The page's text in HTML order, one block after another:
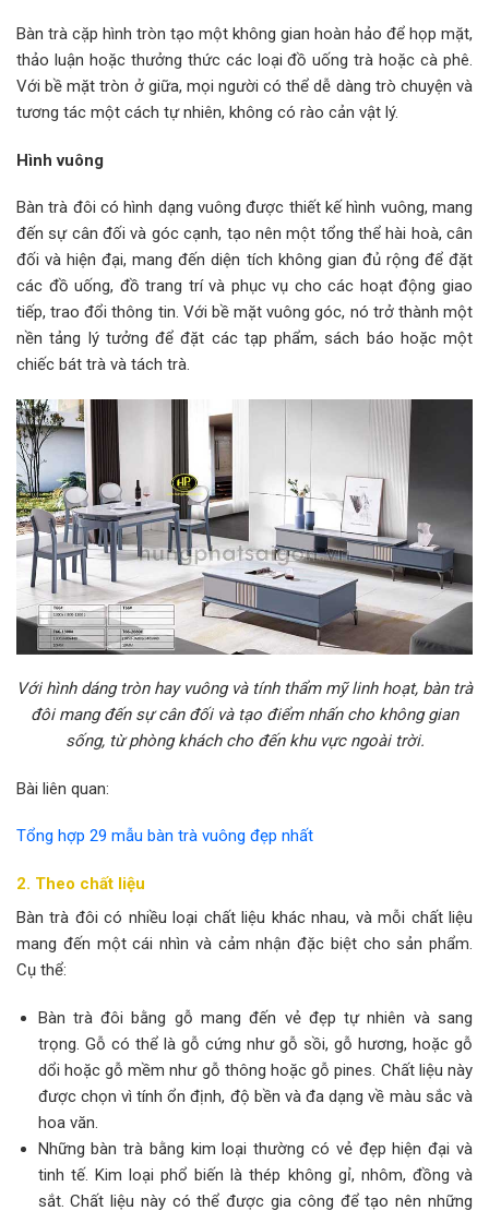
Bàn trà cặp hình tròn tạo một không gian hoàn hảo để họp mặt,
thảo luận hoặc thưởng thức các loại đồ uống trà hoặc cà phê.
Với bề mặt tròn ở giữa, mọi người có thể dễ dàng trò chuyện và
tương tác một cách tự nhiên, không có rào cản vật lý.
Hình vuông
Bàn trà đôi có hình dạng vuông được thiết kế hình vuông, mang
đến sự cân đối và góc cạnh, tạo nên một tổng thể hài hoà, cân
đối và hiện đại, mang đến diện tích không gian đủ rộng để đặt
các đồ uống, đồ trang trí và phục vụ cho các hoạt động giao
tiếp, trao đổi thông tin. Với bề mặt vuông góc, nó trở thành một
nền tảng lý tưởng để đặt các tạp phẩm, sách báo hoặc một
chiếc bát trà và tách trà.
Với hình dáng tròn hay vuông và tính thẩm mỹ linh hoạt, bàn trà
đôi mang đến sự cân đối và tạo điểm nhấn cho không gian
sống, từ phòng khách cho đến khu vực ngoài trời.
Bài liên quan:
Tổng hợp 29 mẫu bàn trà vuông đẹp nhất
2. Theo chất liệu
Bàn trà đôi có nhiều loại chất liệu khác nhau, và mỗi chất liệu
mang đến một cái nhìn và cảm nhận đặc biệt cho sản phẩm.
Cụ thể:
Bàn trà đôi bằng gỗ mang đến vẻ đẹp tự nhiên và sang
trọng. Gỗ có thể là gỗ cứng như gỗ sồi, gỗ hương, hoặc gỗ
dổi hoặc gỗ mềm như gỗ thông hoặc gỗ pines. Chất liệu này
được chọn vì tính ổn định, độ bền và đa dạng về màu sắc và
hoa văn.
Những bàn trà bằng kim loại thường có vẻ đẹp hiện đại và
tinh tế. Kim loại phổ biến là thép không gỉ, nhôm, đồng và
sắt. Chất liệu này có thể được gia công để tạo nên những